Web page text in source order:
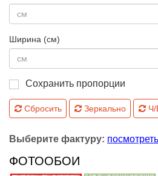
Ширина (см)
Сохранить пропорции
Сбросить Зеркально Ч/
Выберите фактуру:
ФОТООБОИ